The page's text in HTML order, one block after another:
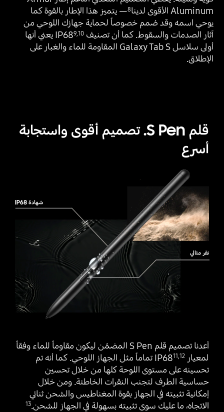
Aluminum الأقوى لدينا
8— يتميز هذا الإطار بالقوة كما
يوحي اسمه وقد صُمم خصوصاً لحماية جهازك اللوحي من
آثار الصدمات والسقوط. كما أن تصنيف IP68‎
9, 10
‎ يعني أنها
أولى سلاسل Galaxy Tab S المقاومة للماء والغبار على
الإطلاق.
قلم S Pen. تصميم أقوى واستجابة
أسرع
شهادة IP68
نقر مثالي
أعدنا تصميم قلم S Pen المضمّن ليكون مقاوماً للماء وفقاً
لمعيار IP68‎
11 ,12
‎ تماماً مثل الجهاز اللوحي. كما أنه تم
تحسينه على مستوى اللوحة كلها من خلال تحسين
حساسية الطرف لتجنب النقرات الخاطئة. ومن خلال
إمكانية تثبيته في الجهاز بقوة المغناطيس والشحن ثنائي
الاتجاه، ما عليك سوى تثبيته بسهولة في الجهاز للشحن.13